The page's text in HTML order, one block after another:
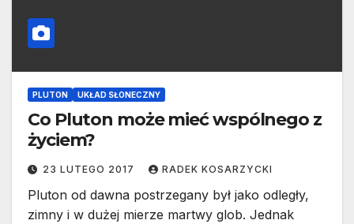
PLUTON UKŁAD SŁONECZNY
Co Pluton może mieć wspólnego z
życiem?
23 LUTEGO 2017 RADEK KOSARZYCKI
Pluton od dawna postrzegany był jako odległy,
zimny i w dużej mierze martwy glob. Jednak